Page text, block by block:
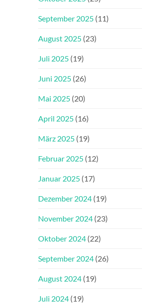
September 2025 (11)
August 2025 (23)
Juli 2025 (19)
Juni 2025 (26)
Mai 2025 (20)
April 2025 (16)
März 2025 (19)
Februar 2025 (12)
Januar 2025 (17)
Dezember 2024 (19)
November 2024 (23)
Oktober 2024 (22)
September 2024 (26)
August 2024 (19)
Juli 2024 (19)